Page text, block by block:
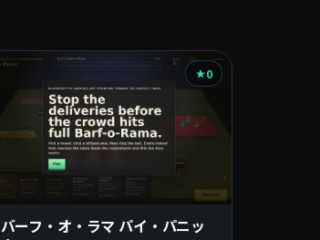
0
バーフ・オ・ラマ パイ・パニッ